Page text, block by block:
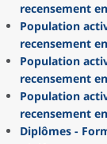
recensement
Population
recensement
Population
recensement
Population
recensement
Diplômes -